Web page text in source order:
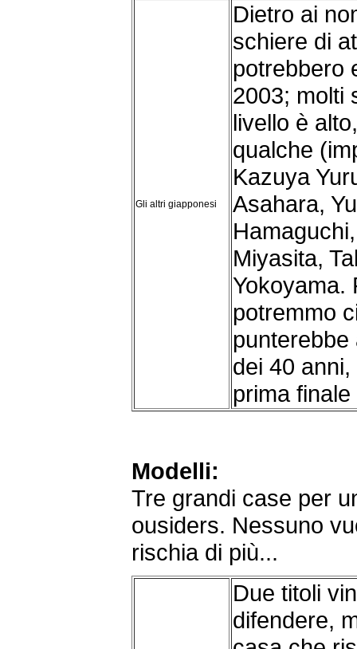
Gli altri giapponesi
Dietro ai
schiere di
potrebbero
2003; molti
livello è
qualche
Kazuya
Asahara,
Miyasita,
Yokoyama.
potremmo
punterebbe
dei 40
prima
Modelli:
Tre grandi case per
ousiders. Nessuno
rischia di più...
Due titoli
difendere,